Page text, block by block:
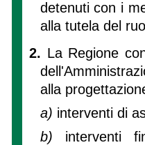
detenuti con i
alla tutela del
2. La Regione
alla
a) interventi di
b) interventi